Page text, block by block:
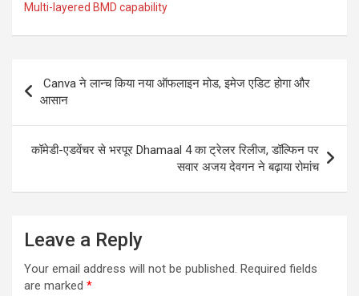
Multi-layered BMD capability
navigation
Canva ने लान्च किया नया ऑफलाइन मोड, इमेज एडिट होगा और
आसान
कॉमेडी-एडवेंचर से भरपूर Dhamaal 4 का ट्रेलर रिलीज, डॉल्फिन पर
सवार अजय देवगन ने बढ़ाया रोमांच
Leave a Reply
Your email address will not be published. Required fields
are marked *